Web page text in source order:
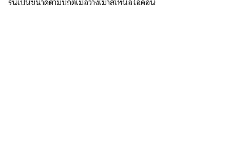
รื่นเป็นขนาดตามปกติเมื่อวางเมาส์เหนือไอคอน